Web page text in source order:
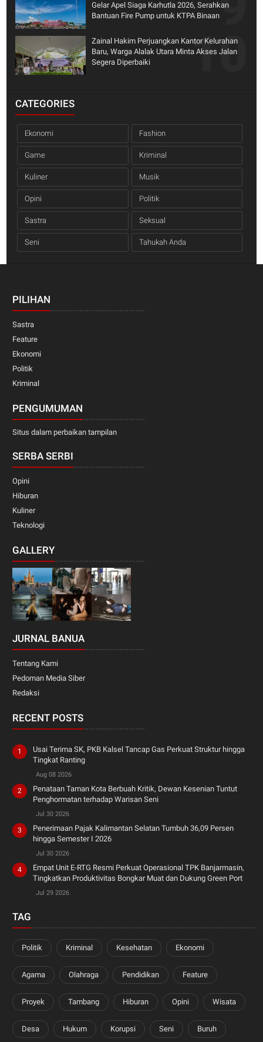
Gelar Apel Siaga Karhutla 2026, Serahkan
Bantuan Fire Pump untuk KTPA Binaan
Zainal Hakim Perjuangkan Kantor Kelurahan
Baru, Warga Alalak Utara Minta Akses Jalan
Segera Diperbaiki
CATEGORIES
Ekonomi Fashion
Game Kriminal
Kuliner Musik
Opini Politik
Sastra Seksual
Seni Tahukah Anda
PILIHAN
Sastra
Feature
Ekonomi
Politik
Kriminal
PENGUMUMAN
Situs dalam perbaikan tampilan
SERBA SERBI
Opini
Hiburan
Kuliner
Teknologi
GALLERY
JURNAL BANUA
Tentang Kami
Pedoman Media Siber
Redaksi
RECENT POSTS
Usai Terima SK, PKB Kalsel Tancap Gas Perkuat Struktur hingga
Tingkat Ranting
Aug 08 2026
Penataan Taman Kota Berbuah Kritik, Dewan Kesenian Tuntut
Penghormatan terhadap Warisan Seni
Jul 30 2026
Penerimaan Pajak Kalimantan Selatan Tumbuh 36,09 Persen
hingga Semester I 2026
Jul 30 2026
Empat Unit E-RTG Resmi Perkuat Operasional TPK Banjarmasin,
Tingkatkan Produktivitas Bongkar Muat dan Dukung Green Port
Jul 29 2026
TAG
Politik Kriminal Kesehatan Ekonomi
Agama Olahraga Pendidikan Feature
Proyek Tambang Hiburan Opini Wisata
Desa Hukum Korupsi Seni Buruh